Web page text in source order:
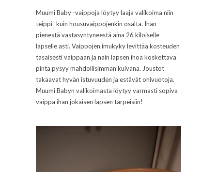
Muumi Baby -vaippoja löytyy laaja valikoima niin
teippi- kuin housuvaippojenkin osalta. Ihan
pienestä vastasyntyneestä aina 26 kiloiselle
lapselle asti. Vaippojen imukyky levittää kosteuden
tasaisesti vaippaan ja näin lapsen ihoa koskettava
pinta pysyy mahdollisimman kuivana. Joustot
takaavat hyvän istuvuuden ja estävät ohivuotoja.
Muumi Babyn valikoimasta löytyy varmasti sopiva
vaippa ihan jokaisen lapsen tarpeisiin!